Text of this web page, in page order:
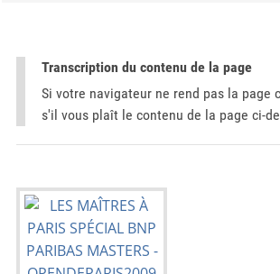
Transcription du contenu de la page
Si votre navigateur ne rend pas la page
s'il vous plaît le contenu de la page ci-